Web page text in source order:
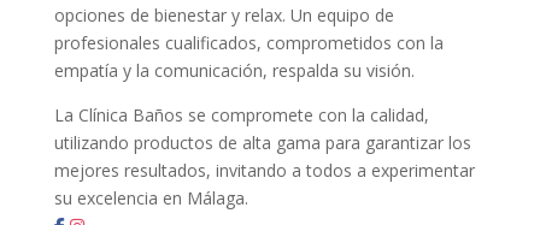
opciones de bienestar y relax. Un equipo de
profesionales cualificados, comprometidos con la
empatía y la comunicación, respalda su visión.
La Clínica Baños se compromete con la calidad,
utilizando productos de alta gama para garantizar los
mejores resultados, invitando a todos a experimentar
su excelencia en Málaga.